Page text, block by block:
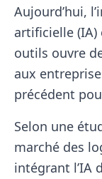
Aujourd’hui,
artificielle (IA)
outils ouvre
aux
précédent
Selon une
marché des
intégrant l’IA